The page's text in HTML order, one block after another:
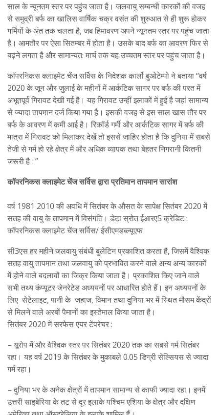
साल के न्‍यूनतम स्‍तर पर पहुंच जाता है। जलवायु सम्‍बन्‍धी कारकों की वजह
से समुद्री बर्फ का खालिस वार्षिक चक्र वसंत की शुरुआत से ही शुरू होकर
गर्मियों के अंत तक चलता है, जब हिमावरण अपने न्‍यूनतम स्‍तर पर पहुंच जाता
है। आमतौर पर ऐसा सितम्‍बर में होता है। उसके बाद बर्फ का आवरण फिर से
बढ़ने लगता है और सामान्‍यत: मार्च तक यह उच्‍चतम स्‍तर पर पहुंच जाता है।
कॉपरनिकस क्‍लाइमेट चेंज सर्विस के निदेशक कार्लो बुओटेम्‍पो ने बताया ‘‘वर्ष
2020 के जून और जुलाई के महीनों में आर्कटिक सागर पर बर्फ की परत में
अभूतपूर्व गिरावट देखी गई है। यह गिरावट उन्हीं इलाकों में हुई है जहां सामान्य
से ज्यादा तापमान दर्ज किया गया है। इसकी वजह से इस साल खास तौर पर
बर्फ के आवरण में कमी आई है। रिकॉर्ड गर्मी और आर्कटिक सागर में बर्फ की
मात्रा में गिरावट को मिलाकर देखें तो इससे जाहिर होता है कि दुनिया में सबसे
तेजी से गर्म हो रहे क्षेत्र में और अधिक व्यापक तथा बेहतर निगरानी कितनी
जरूरी है।’’
कॉपरनिकस क्लाइमेट चेंज सर्विस द्वारा प्रतिमान तापमान सारांश
वर्ष 1981 2010 की अवधि में सितंबर के औसत के सापेक्ष सितंबर 2020 में
सतह की वायु के तापमान में विसंगति। डेटा स्रोत ईआरए5 क्रेडिट :
कॉपरनिकस क्लाइमेट चेंज सर्विस/ ईसीएमडब्ल्यूएफ
सी3एस हर महीने जलवायु संबंधी बुलेटिन प्रकाशित करता है, जिसमें वैश्विक
सतह वायु तापमान तथा जलवायु को प्रभावित करने वाले अन्य अन्य कारकों
में होने वाले बदलावों का जिक्र किया जाता है। प्रकाशित किए जाने वाले
सभी तथ्य कंप्यूटर जेनरेटेड अध्ययनों पर आधारित होते हैं। इन अध्ययनों के
लिए सेटेलाइट, पानी के जहाज, विमान तथा दुनिया भर में स्थित मौसम केंद्रों
से मिलने वाले अरबों पैमानों का इस्तेमाल किया जाता है।
सितंबर 2020 में सरफेस एयर टेंपरेचर :
– यूरोप में और वैश्विक स्तर पर सितंबर 2020 तक का सबसे गर्म सितंबर
रहा। यह वर्ष 2019 के सितंबर के मुकाबले 0.05 डिग्री सेल्सियस से ज्यादा
गर्म रहा।
– दुनिया भर के अनेक क्षेत्रों में तापमान सामान्य से काफी ज्यादा रहा। इनमें
उत्तरी साइबेरिया के तट से दूर इलाके पश्चिम एशिया के क्षेत्र और दक्षिण